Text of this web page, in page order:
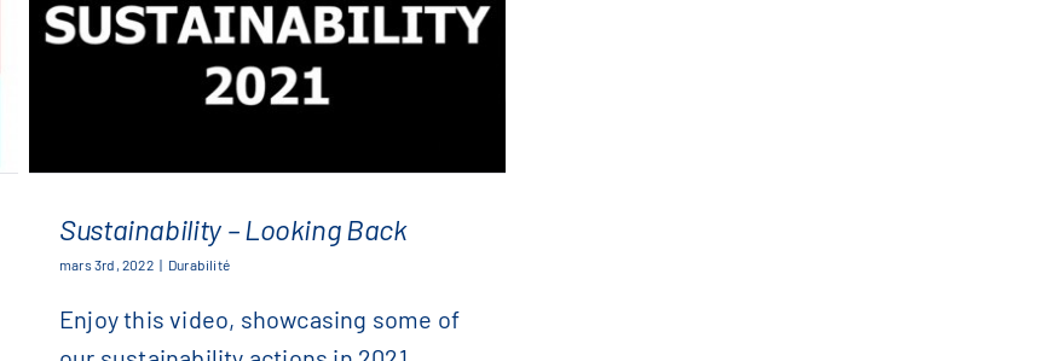
Sustainability – Looking Back
Sustainability – Looking Back
mars 3rd, 2022 | Durabilité
Enjoy this video, showcasing some of